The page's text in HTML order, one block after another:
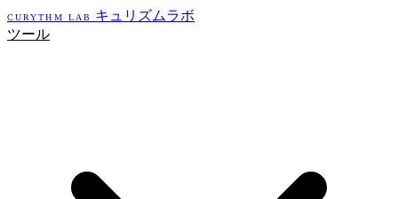
CURYTHM LAB
キュリズムラボ
ツール